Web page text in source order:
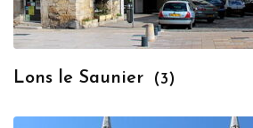
Lons le Saunier (3)